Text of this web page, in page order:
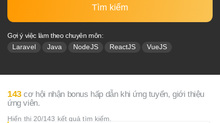
Tìm kiếm
Gợi ý việc làm theo chuyên môn:
Laravel Java NodeJS ReactJS VueJS
143cơ hội nhận bonus hấp dẫn khi ứng tuyển, giới thiệu
ứng viên.
Hiển thị 20/143 kết quả tìm kiếm.